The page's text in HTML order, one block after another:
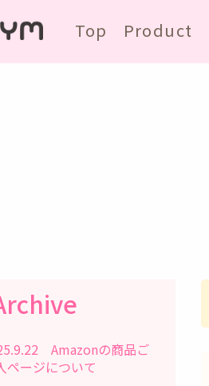
Top Product
Amazonの商品ご
ページについて